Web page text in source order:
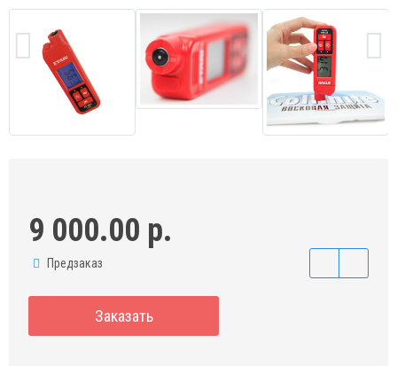
9 000.00 р.
Предзаказ
Заказать